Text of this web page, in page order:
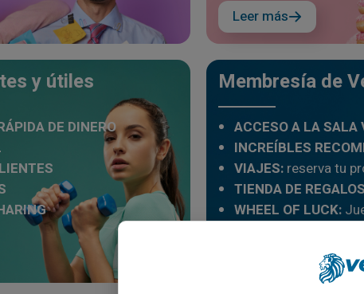
Leer más
y útiles
DE DINERO
Membresía de
ACCESO A LA SALA
INCREÍBLES
VIAJES:reserva tu
TIENDA DE
WHEEL OF LUCK: